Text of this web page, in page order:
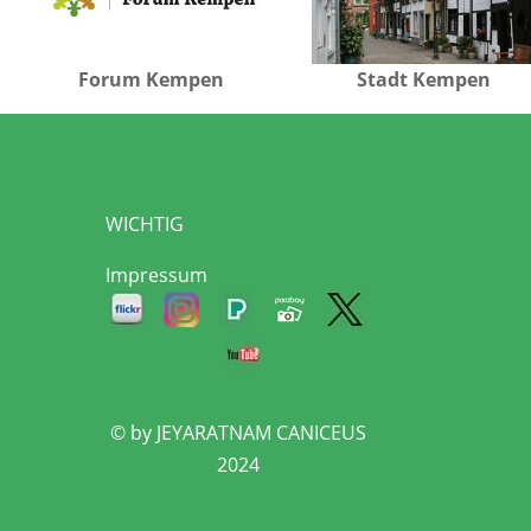
Forum Kempen Stadt Kempen
WICHTIG
Impressum
© by JEYARATNAM CANICEUS
2024